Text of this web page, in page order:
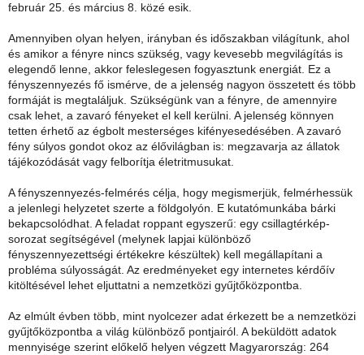
február 25. és március 8. közé esik.
Amennyiben olyan helyen, irányban és időszakban világítunk, ahol
és amikor a fényre nincs szükség, vagy kevesebb megvilágítás is
elegendő lenne, akkor feleslegesen fogyasztunk energiát. Ez a
fényszennyezés fő ismérve, de a jelenség nagyon összetett és több
formáját is megtaláljuk. Szükségünk van a fényre, de amennyire
csak lehet, a zavaró fényeket el kell kerülni. A jelenség könnyen
tetten érhető az égbolt mesterséges kifényesedésében. A zavaró
fény súlyos gondot okoz az élővilágban is: megzavarja az állatok
tájékozódását vagy felborítja életritmusukat.
A fényszennyezés-felmérés célja, hogy megismerjük, felmérhessük
a jelenlegi helyzetet szerte a földgolyón. E kutatómunkába bárki
bekapcsolódhat. A feladat roppant egyszerű: egy csillagtérkép-
sorozat segítségével (melynek lapjai különböző
fényszennyezettségi értékekre készültek) kell megállapítani a
probléma súlyosságát. Az eredményeket egy internetes kérdőív
kitöltésével lehet eljuttatni a nemzetközi gyűjtőközpontba.
Az elmúlt évben több, mint nyolcezer adat érkezett be a nemzetközi
gyűjtőközpontba a világ különböző pontjairól. A beküldött adatok
mennyisége szerint előkelő helyen végzett Magyarország: 264